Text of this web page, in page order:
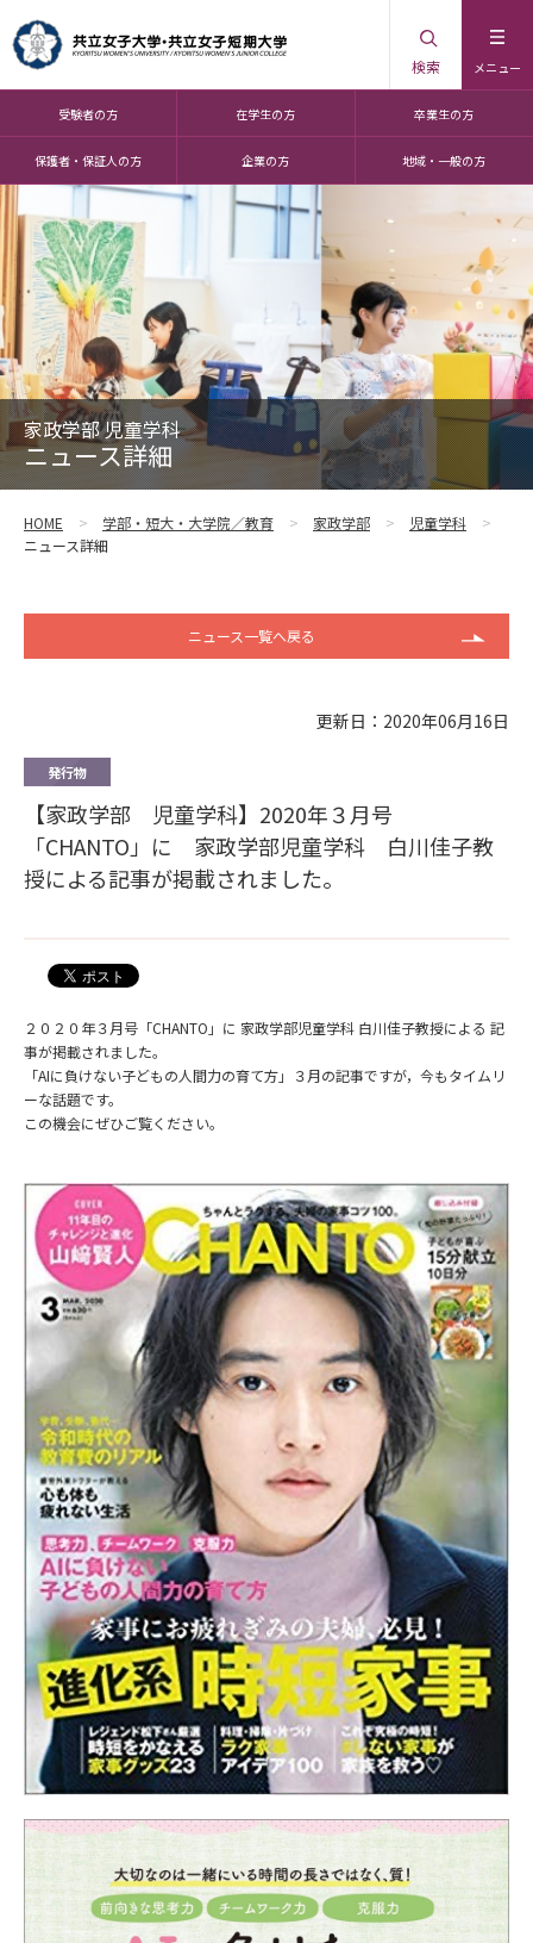
メニュー
検索
受験者の方 在学生の方 卒業生の方
保護者・保証人の方 企業の方 地域・一般の方
家政学部 児童学科
ニュース詳細
HOME 学部・短大・大学院／教育 家政学部
児童学科
ニュース詳細
ニュース一覧へ戻る
更新日：2020年06月16日
発行物
【家政学部 児童学科】2020年３月号
「CHANTO」に 家政学部児童学科 白川佳子教
授による記事が掲載されました。
２０２０年３月号「CHANTO」に 家政学部児童学科 白川佳子教授による 記
事が掲載されました。
「AIに負けない子どもの人間力の育て方」３月の記事ですが，今もタイムリ
ーな話題です。
この機会にぜひご覧ください。